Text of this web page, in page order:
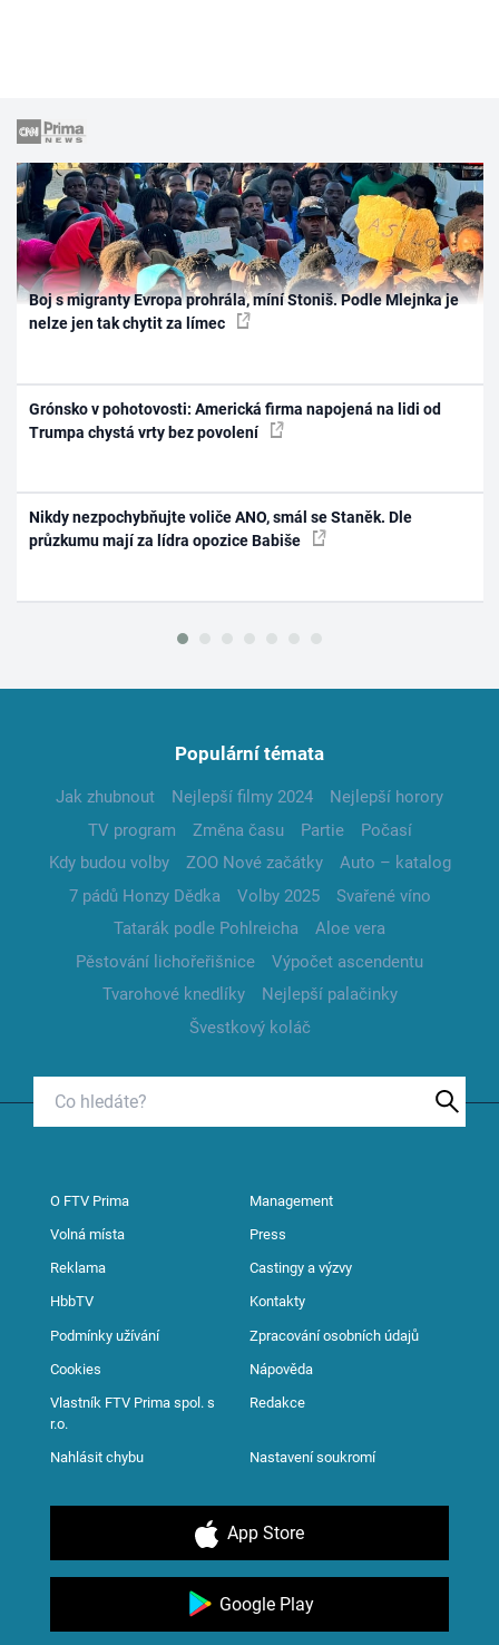
Boj s migranty Evropa prohrála, míní Stoniš. Podle Mlejnka je
nelze jen tak chytit za límec
Grónsko v pohotovosti: Americká firma napojená na lidi od
Trumpa chystá vrty bez povolení
Nikdy nezpochybňujte voliče ANO, smál se Staněk. Dle
průzkumu mají za lídra opozice Babiše
Populární témata
Jak zhubnout Nejlepší filmy 2024
Nejlepší horory
TV program
Změna času Partie
Počasí
Kdy budou volby
ZOO Nové začátky
Auto – katalog
7 pádů Honzy Dědka
Volby 2025
Svařené víno
Tatarák podle Pohlreicha
Aloe vera
Pěstování lichořeřišnice
Výpočet ascendentu
Tvarohové knedlíky
Nejlepší palačinky
Švestkový koláč
O FTV Prima Management
Volná místa Press
Reklama Castingy a výzvy
HbbTV Kontakty
Podmínky užívání Zpracování osobních údajů
Cookies Nápověda
Vlastník FTV Prima spol. s
r.o.
Redakce
Nahlásit chybu Nastavení soukromí
App Store
Google Play